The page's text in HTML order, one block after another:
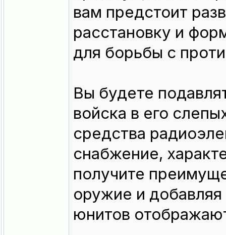
вам предстоит
расстановку и
для борьбы с
Вы будете
войска в его
средства
снабжение,
получите
оружие и
юнитов